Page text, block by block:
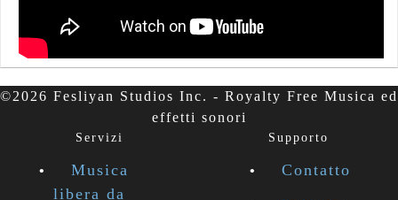
©2026 Fesliyan Studios Inc. - Royalty Free Musica ed
effetti sonori
Servizi
Musica
libera da
Supporto
Contatto